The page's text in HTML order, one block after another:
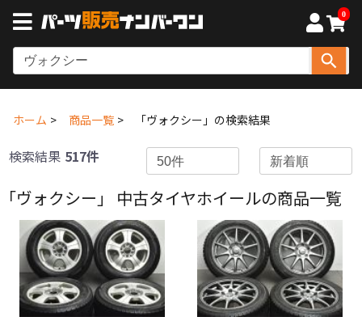
0
ホーム 商品一覧 「ヴォクシー」の検索結果
検索結果 517件
「ヴォクシー」 中古タイヤホイールの商品一覧